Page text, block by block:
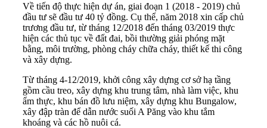
Về tiến độ thực hiện dự án, giai đoạn 1 (2018 - 2019) chủ
đầu tư sẽ đầu tư 40 tỷ đồng. Cụ thể, năm 2018 xin cấp chủ
trương đầu tư, từ tháng 12/2018 đến tháng 03/2019 thực
hiện các thủ tục về đất đai, bồi thường giải phóng mặt
bằng, môi trường, phòng cháy chữa cháy, thiết kế thi công
và xây dựng.
Từ tháng 4-12/2019, khởi công xây dựng cơ sở hạ tầng
gồm cầu treo, xây dựng khu trung tâm, nhà làm việc, khu
ẩm thực, khu bán đồ lưu niệm, xây dựng khu Bungalow,
xây đập tràn để dẫn nước suối A Păng vào khu tắm
khoáng và các hồ nuôi cá.